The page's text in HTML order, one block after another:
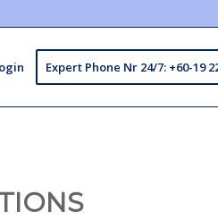
Expert Phone Nr 24/7: +60-19